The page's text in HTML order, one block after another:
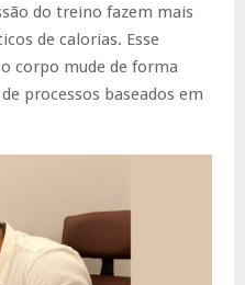
do treino fazem mais
de calorias. Esse
corpo mude de forma
processos baseados em